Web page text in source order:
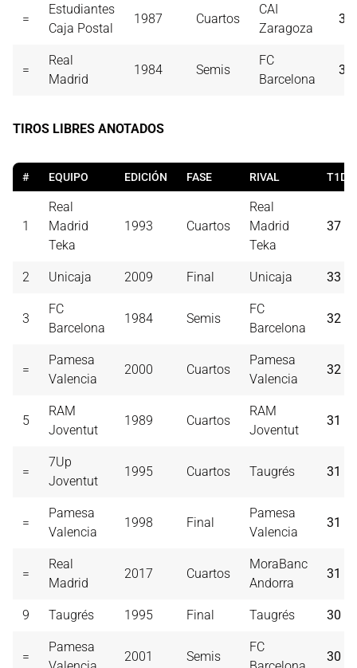
=
Estudiantes
Caja Postal
1987 Cuartos
CAI
Zaragoza
38
=
Real
Madrid
1984 Semis
FC
Barcelona
38
TIROS LIBRES ANOTADOS
# EQUIPO EDICIÓN FASE RIVAL T1D
1
Real
Madrid
Teka
1993 Cuartos
Real
Madrid
Teka
37
2 Unicaja 2009 Final Unicaja 33
3
FC
Barcelona
1984 Semis
FC
Barcelona
32
=
Pamesa
Valencia
2000 Cuartos
Pamesa
Valencia
32
5
RAM
Joventut
1989 Cuartos
RAM
Joventut
31
=
7Up
Joventut
1995 Cuartos Taugrés 31
=
Pamesa
Valencia
1998 Final
Pamesa
Valencia
31
=
Real
Madrid
2017 Cuartos
MoraBanc
Andorra
31
9 Taugrés 1995 Final Taugrés 30
=
Pamesa
2001 Semis
FC
30